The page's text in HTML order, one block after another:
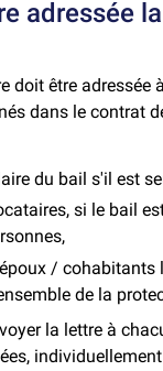
adressée
doit être adressée
dans le contrat
du bail s'il est
si le bail
/ cohabitants
de la
la lettre à